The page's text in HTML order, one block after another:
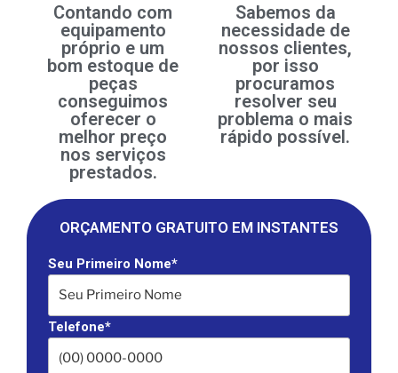
Contando com
equipamento
próprio e um
bom estoque de
peças
conseguimos
oferecer o
melhor preço
nos serviços
prestados.
Sabemos da
necessidade de
nossos clientes,
por isso
procuramos
resolver seu
problema o mais
rápido possível.
ORÇAMENTO GRATUITO EM INSTANTES
Seu Primeiro Nome*
Telefone*